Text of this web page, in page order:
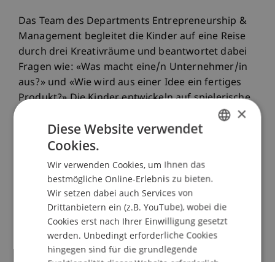
Das Team des Departments Entrepreneurship &
Management begleitet die Kinder auf eine Reise
durch drei Kreativräume und beantwortet dabei
Fragen wie: «Was macht eine/n Unternehmer/in
aus?» und «Wie wird aus einer Idee ein fertiges
Produkt?» Die Kinder entwickeln auf spielerische
Weise wichtige Fähigkeiten wie Kreativität,
Problemlösungskompetenz,
Kommunikationsstärke und Teamgeist – und das
in kürzester Zeit und mit viel Spass!
In spannenden Workshops tüfteln die Kinder
unter anderem an ihrem eigenen Produkt – von
der ersten Idee bis zur konkreten Umsetzung. Ob
ein neues Spielzeug, ein besonderes Buch oder
eine innovative App – der Kreativität sind keine
×
Diese Website verwendet
Cookies.
Wir verwenden Cookies, um Ihnen das
bestmögliche Online-Erlebnis zu bieten.
Wir setzen dabei auch Services von
Drittanbietern ein (z.B. YouTube), wobei die
Cookies erst nach Ihrer Einwilligung gesetzt
werden. Unbedingt erforderliche Cookies
hingegen sind für die grundlegende